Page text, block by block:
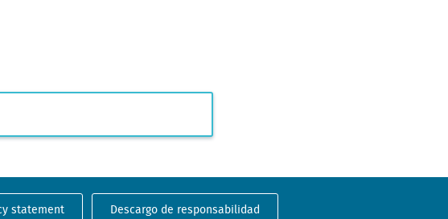
statement Descargo de responsabilidad